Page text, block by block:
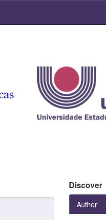
Discover
Author